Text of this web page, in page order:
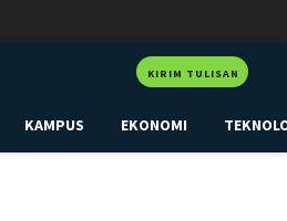
KIRIM TULISAN
KAMPUS EKONOMI